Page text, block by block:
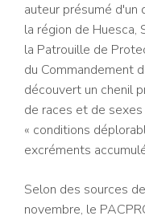
auteur présumé d'un
la région de Huesca,
la Patrouille de
du Commandement
découvert un chenil
de races et de
« conditions
excréments
Selon des sources
novembre, le